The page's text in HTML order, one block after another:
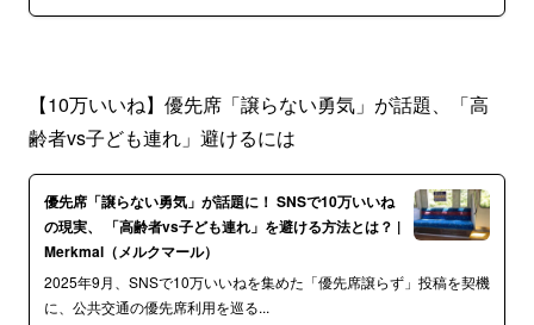
【10万いいね】優先席「譲らない勇気」が話題、「高
齢者vs子ども連れ」避けるには
優先席「譲らない勇気」が話題に！ SNSで10万いいね
の現実、 「高齢者vs子ども連れ」を避ける方法とは？ |
Merkmal（メルクマール）
2025年9月、SNSで10万いいねを集めた「優先席譲らず」投稿を契機
に、公共交通の優先席利用を巡る...